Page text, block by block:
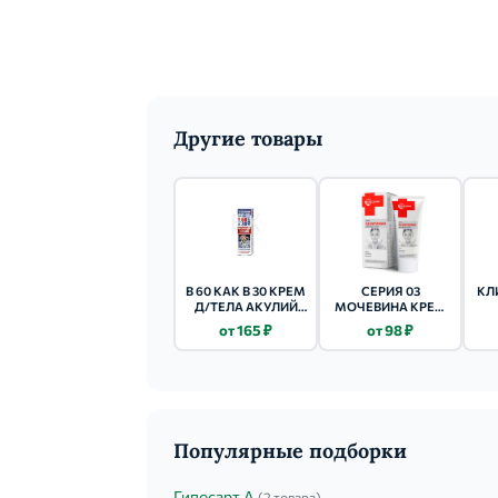
Другие товары
В 60 КАК В 30 КРЕМ
Д/ТЕЛА АКУЛИЙ
от 165 ₽
СЕРИЯ 03
МОЧЕВИНА КРЕМ
от 98 ₽
Популярные подборки